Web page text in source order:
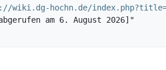
wiki.dg-hochn.de/